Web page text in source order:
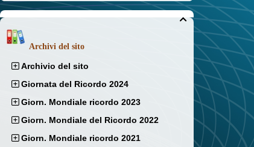

Archivi del sito
Archivio del sito
Giornata del Ricordo 2024
Giorn. Mondiale ricordo 2023
Giorn. Mondiale del Ricordo 2022
Giorn. Mondiale ricordo 2021